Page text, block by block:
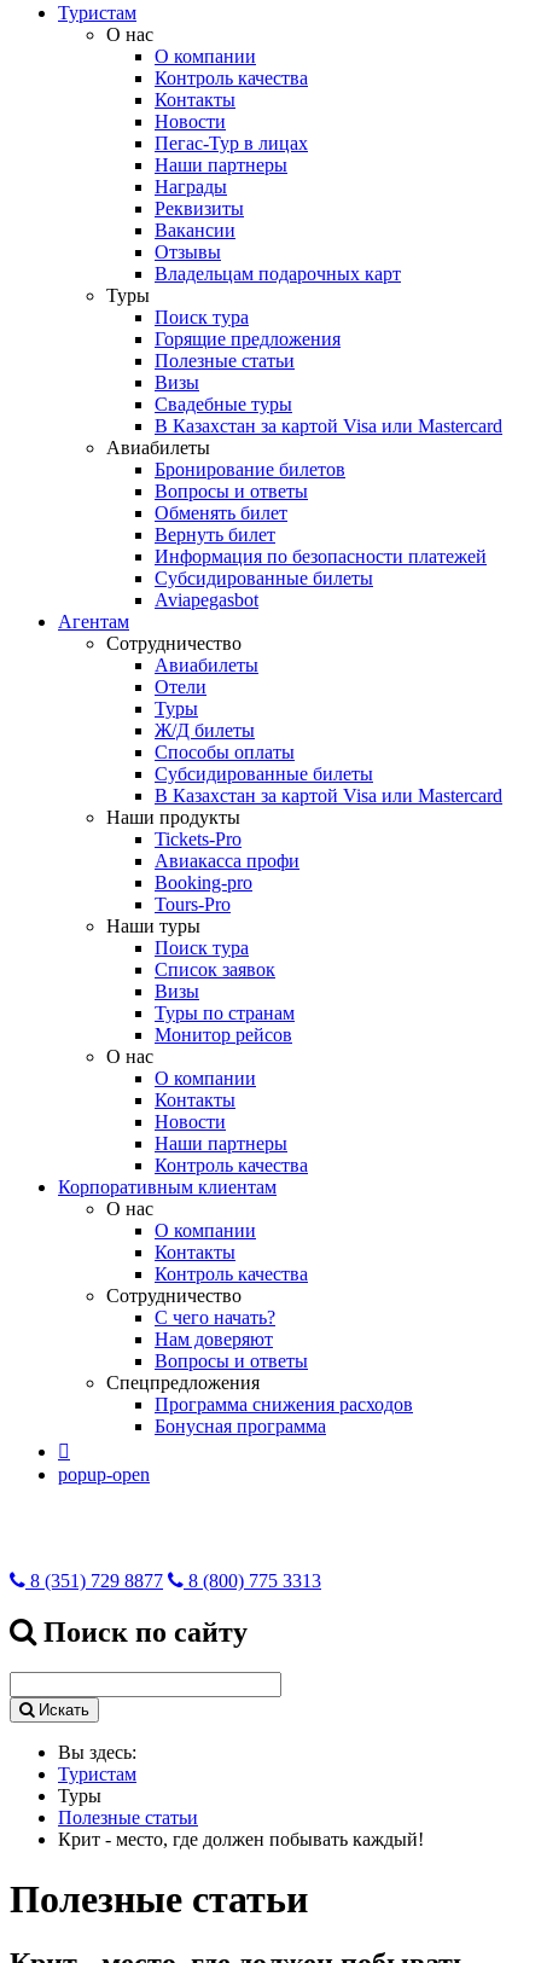
Туристам
О нас
О компании
Контроль качества
Контакты
Новости
Пегас-Тур в лицах
Наши партнеры
Награды
Реквизиты
Вакансии
Отзывы
Владельцам подарочных карт
Туры
Поиск тура
Горящие предложения
Полезные статьи
Визы
Свадебные туры
В Казахстан за картой Visa или Masterсard
Авиабилеты
Бронирование билетов
Вопросы и ответы
Обменять билет
Вернуть билет
Информация по безопасности платежей
Субсидированные билеты
Aviapegasbot
Агентам
Сотрудничество
Авиабилеты
Отели
Туры
Ж/Д билеты
Способы оплаты
Субсидированные билеты
В Казахстан за картой Visa или Masterсard
Наши продукты
Tickets-Pro
Авиакасса профи
Booking-pro
Tours-Pro
Наши туры
Поиск тура
Список заявок
Визы
Туры по странам
Монитор рейсов
О нас
О компании
Контакты
Новости
Наши партнеры
Контроль качества
Корпоративным клиентам
О нас
О компании
Контакты
Контроль качества
Сотрудничество
С чего начать?
Нам доверяют
Вопросы и ответы
Спецпредложения
Программа снижения расходов
Бонусная программа

popup-open
8 (351) 729 8877 8 (800) 775 3313
Поиск по сайту
Искать
Вы здесь:
Туристам
Туры
Полезные статьи
Крит - место, где должен побывать каждый!
Полезные статьи